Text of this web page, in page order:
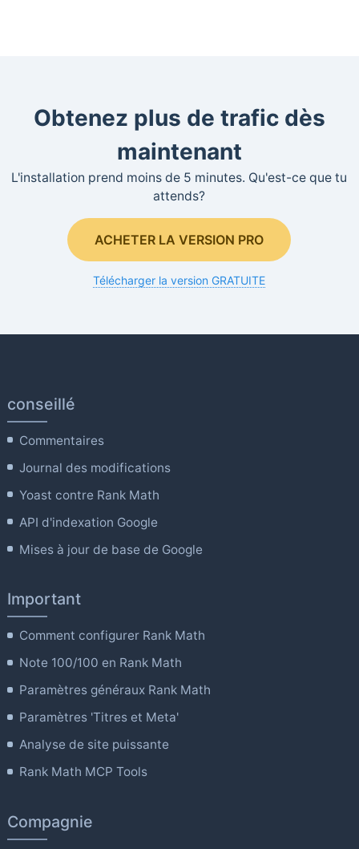
Obtenez plus de trafic dès
maintenant
L'installation prend moins de 5 minutes. Qu'est-ce que tu
attends?
ACHETER LA VERSION PRO
Télécharger la version GRATUITE
conseillé
Commentaires
Journal des modifications
Yoast contre Rank Math
API d'indexation Google
Mises à jour de base de Google
Important
Comment configurer Rank Math
Note 100/100 en Rank Math
Paramètres généraux Rank Math
Paramètres 'Titres et Meta'
Analyse de site puissante
Rank Math MCP Tools
Compagnie